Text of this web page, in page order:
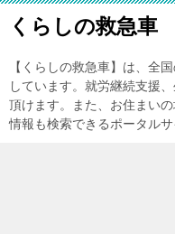
くらしの救急車
【くらしの救急車】は、全
しています。就労継続支援
頂けます。また、お住まい
情報も検索できるポータルサ